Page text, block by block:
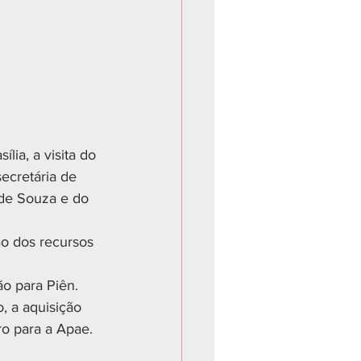
a visita do
de
Souza e do
dos recursos
para Piên.
a aquisição
para a Apae.